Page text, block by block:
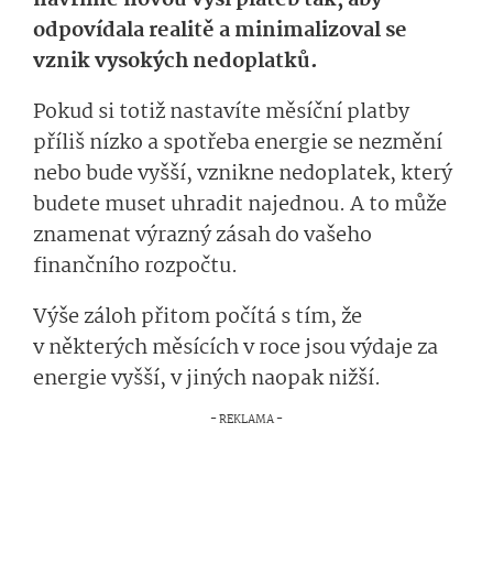
odpovídala realitě a minimalizoval se
vznik vysokých nedoplatků.
Pokud si totiž nastavíte měsíční platby
příliš nízko a spotřeba energie se nezmění
nebo bude vyšší, vznikne nedoplatek, který
budete muset uhradit najednou. A to může
znamenat výrazný zásah do vašeho
finančního rozpočtu.
Výše záloh přitom počítá s tím, že
v některých měsících v roce jsou výdaje za
energie vyšší, v jiných naopak nižší.